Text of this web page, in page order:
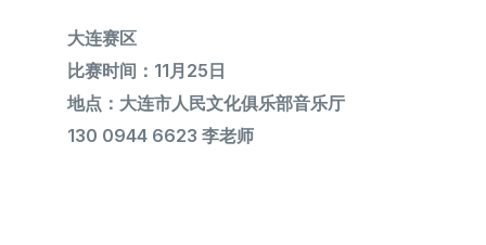
大连赛区
比赛时间：11月25日
地点：大连市人民文化俱乐部音乐厅
130 0944 6623 李老师